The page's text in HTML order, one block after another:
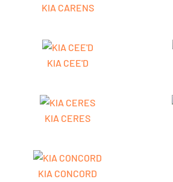
KIA CARENS
KIA CEE'D
KIA CERES
KIA CONCORD